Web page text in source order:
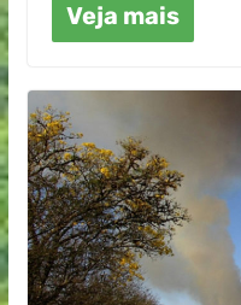
Veja mais